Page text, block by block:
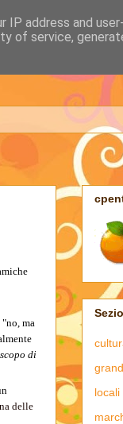
ma
di
delle
locali
IP address and
of service,